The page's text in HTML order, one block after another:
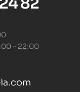
– 22:00